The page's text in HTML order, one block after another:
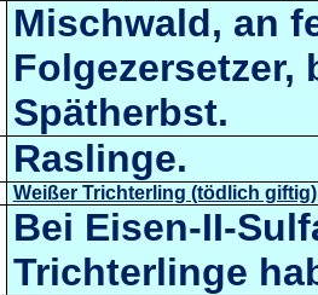
Mischwald, an
Spätherbst.
Raslinge.
Weißer Trichterling (tödlich giftig
Bei Eisen-II-
Trichterlinge